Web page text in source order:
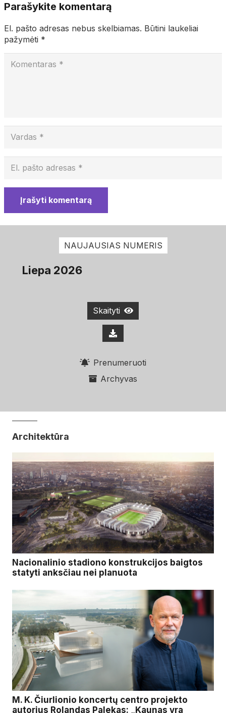
Parašykite komentarą
El. pašto adresas nebus skelbiamas. Būtini laukeliai
pažymėti *
Įrašyti komentarą
NAUJAUSIAS NUMERIS
Liepa 2026
Skaityti
Prenumeruoti
Archyvas
Architektūra
Nacionalinio stadiono konstrukcijos baigtos
statyti anksčiau nei planuota
M. K. Čiurlionio koncertų centro projekto
autorius Rolandas Palekas: „Kaunas yra